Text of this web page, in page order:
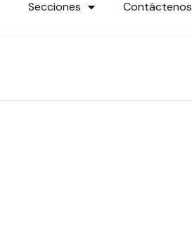
Secciones Contáctenos